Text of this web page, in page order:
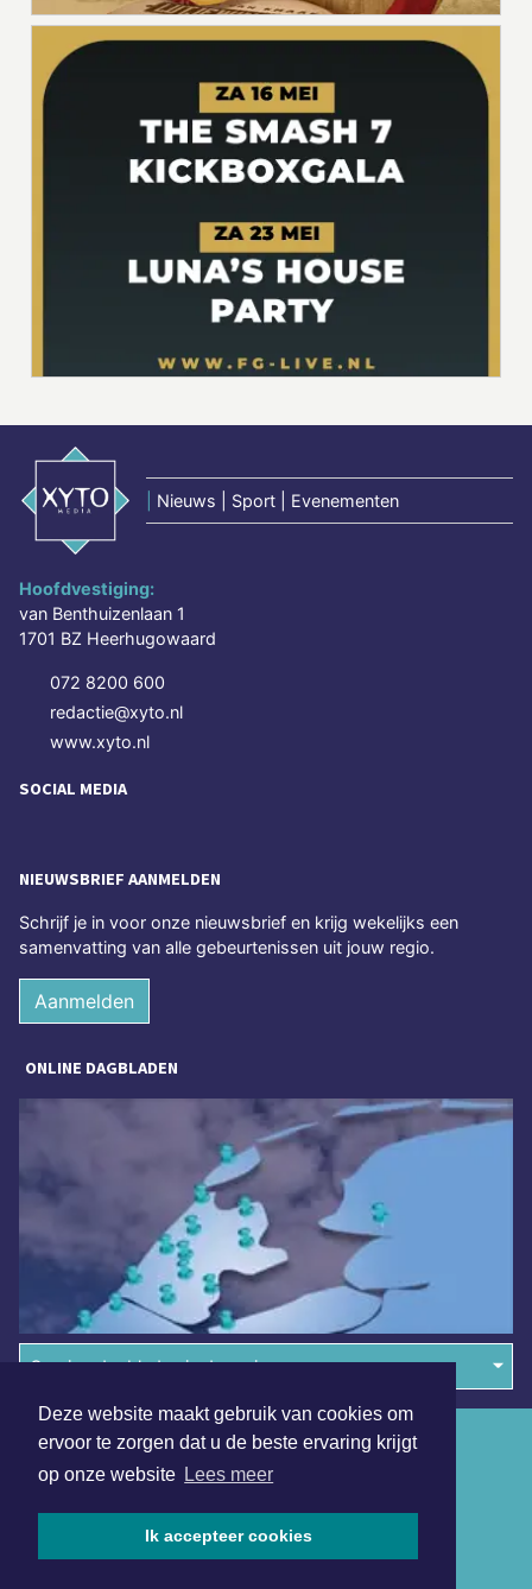
Deze website maakt gebruik van cookies om
ervoor te zorgen dat u de beste ervaring krijgt
op onze website Lees meer
Ik accepteer cookies
Nieuws | Sport | Evenementen
Hoofdvestiging:
van Benthuizenlaan 1
1701 BZ Heerhugowaard
072 8200 600
redactie@xyto.nl
www.xyto.nl
SOCIAL MEDIA
NIEUWSBRIEF AANMELDEN
Schrijf je in voor onze nieuwsbrief en krijg wekelijks een
samenvatting van alle gebeurtenissen uit jouw regio.
Aanmelden
ONLINE DAGBLADEN
Overige dagbladen in de regio
Algemene voorwaarden
Disclaimer